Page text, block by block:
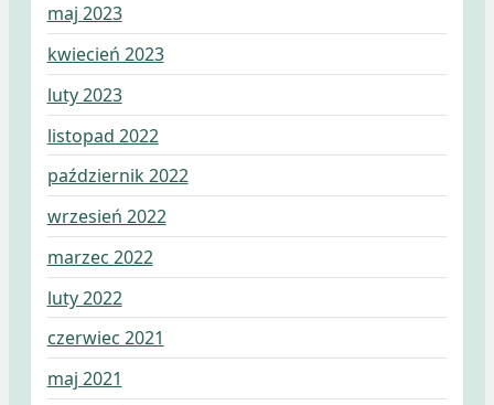
maj 2023
kwiecień 2023
luty 2023
listopad 2022
październik 2022
wrzesień 2022
marzec 2022
luty 2022
czerwiec 2021
maj 2021